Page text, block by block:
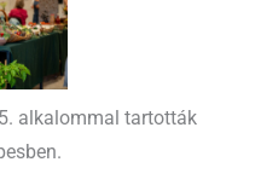
alkalommal tartották